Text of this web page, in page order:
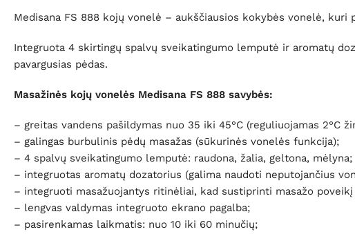
Medisana FS 888 kojų vonelė – aukščiausios kokybės vonelė, kuri
Integruota 4 skirtingų spalvų sveikatingumo lemputė ir aromatų
pavargusias pėdas.
Masažinės kojų vonelės Medisana FS 888 savybės:
– greitas vandens pašildymas nuo 35 iki 45°C (reguliuojamas 2°C
– galingas burbulinis pėdų masažas (sūkurinės vonelės funkcija);
– 4 spalvų sveikatingumo lemputė: raudona, žalia, geltona, mėlyna;
– integruotas aromatų dozatorius (galima naudoti neputojančius
– integruoti masažuojantys ritinėliai, kad sustiprinti masažo poveikį
– lengvas valdymas integruoto ekrano pagalba;
– pasirenkamas laikmatis: nuo 10 iki 60 minučių;